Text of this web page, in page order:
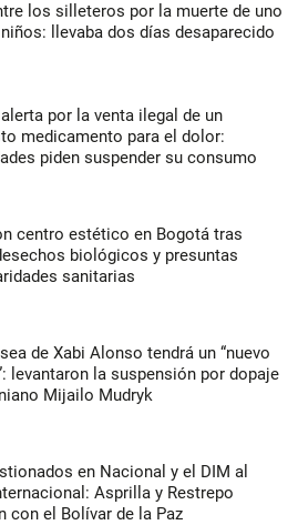
los silleteros por la muerte de uno
llevaba dos días desaparecido
por la venta ilegal de un
medicamento para el dolor:
piden suspender su consumo
centro estético en Bogotá tras
biológicos y presuntas
sanitarias
de Xabi Alonso tendrá un “nuevo
levantaron la suspensión por dopaje
Mijailo Mudryk
en Nacional y el DIM al
Asprilla y Restrepo
con el Bolívar de la Paz